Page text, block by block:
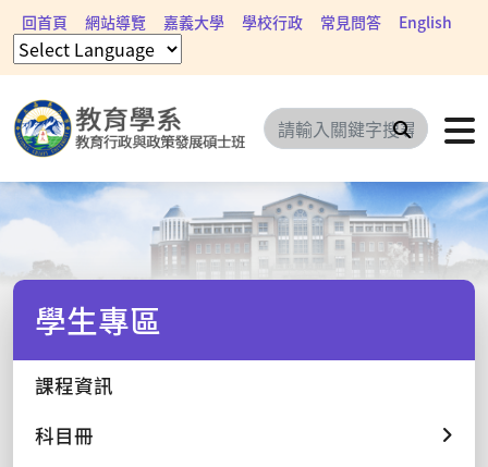
回首頁 網站導覽 嘉義大學 學校行政 常見問答 English
搜尋
學生專區
課程資訊
科目冊